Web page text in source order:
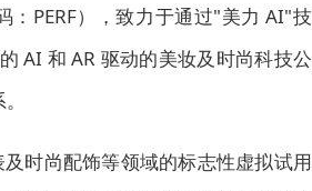
PERF），致力于通过"美力 AI"技
AI 和 AR 驱动的美妆及时尚科技公
时尚配饰等领域的标志性虚拟试用